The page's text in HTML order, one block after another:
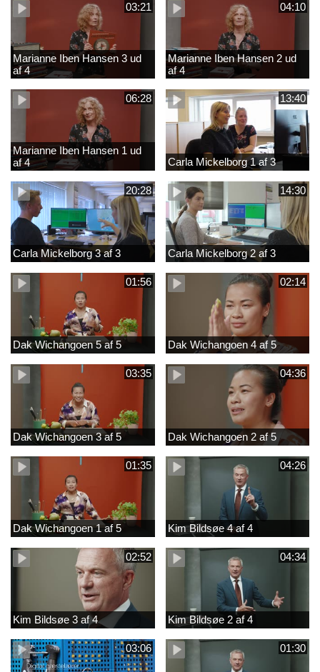
03:21
Marianne Iben Hansen 3 ud
af 4
04:10
Marianne Iben Hansen 2 ud
af 4
06:28
Marianne Iben Hansen 1 ud
af 4
13:40
Carla Mickelborg 1 af 3
20:28
Carla Mickelborg 3 af 3
14:30
Carla Mickelborg 2 af 3
01:56
Dak Wichangoen 5 af 5
02:14
Dak Wichangoen 4 af 5
03:35
Dak Wichangoen 3 af 5
04:36
Dak Wichangoen 2 af 5
01:35
Dak Wichangoen 1 af 5
04:26
Kim Bildsøe 4 af 4
02:52
Kim Bildsøe 3 af 4
04:34
Kim Bildsøe 2 af 4
03:06 01:30